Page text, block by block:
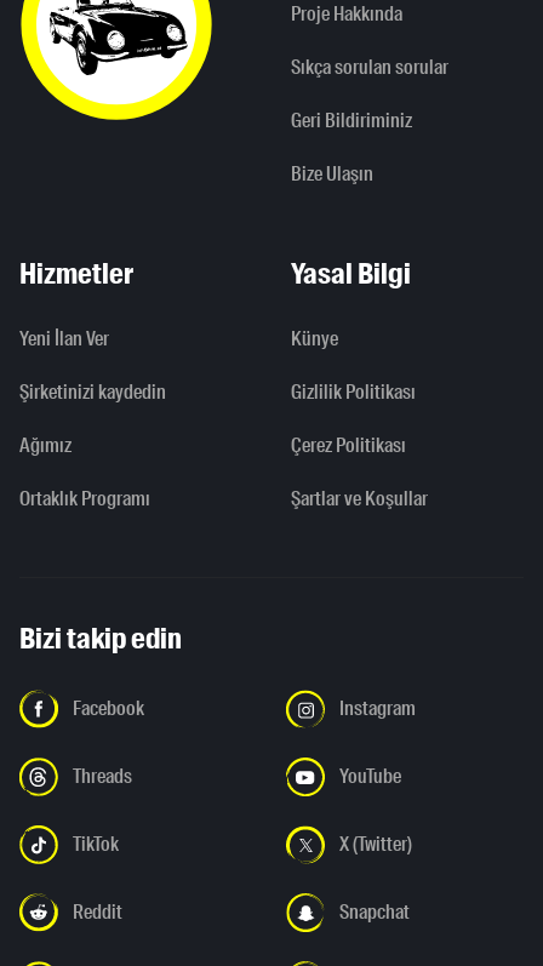
Proje Hakkında
Sıkça sorulan sorular
Geri Bildiriminiz
Bize Ulaşın
Hizmetler
Yeni İlan Ver
Şirketinizi kaydedin
Ağımız
Ortaklık Programı
Yasal Bilgi
Künye
Gizlilik Politikası
Çerez Politikası
Şartlar ve Koşullar
Bizi takip edin
Facebook Instagram
Threads YouTube
TikTok X (Twitter)
Reddit Snapchat